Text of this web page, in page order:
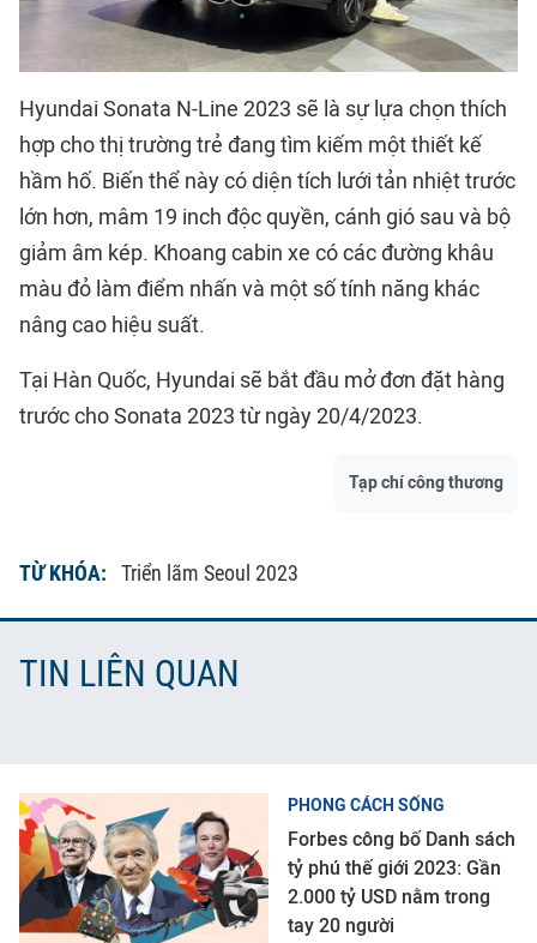
Hyundai Sonata N-Line 2023 sẽ là sự lựa chọn thích
hợp cho thị trường trẻ đang tìm kiếm một thiết kế
hầm hố. Biến thể này có diện tích lưới tản nhiệt trước
lớn hơn, mâm 19 inch độc quyền, cánh gió sau và bộ
giảm âm kép. Khoang cabin xe có các đường khâu
màu đỏ làm điểm nhấn và một số tính năng khác
nâng cao hiệu suất.
Tại Hàn Quốc, Hyundai sẽ bắt đầu mở đơn đặt hàng
trước cho Sonata 2023 từ ngày 20/4/2023.
Tạp chí công thương
TỪ KHÓA: Triển lãm Seoul 2023
TIN LIÊN QUAN
PHONG CÁCH SỐNG
Forbes công bố Danh sách
tỷ phú thế giới 2023: Gần
2.000 tỷ USD nằm trong
tay 20 người